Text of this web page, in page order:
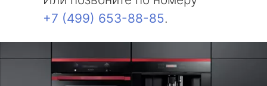
+7 (499) 653-88-85.